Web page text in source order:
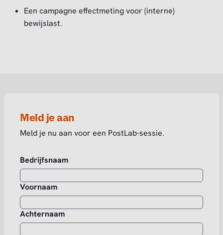
Een campagne effectmeting voor (interne)
bewijslast.
Meld je aan
Meld je nu aan voor een PostLab-sessie.
Bedrijfsnaam
Voornaam
Achternaam